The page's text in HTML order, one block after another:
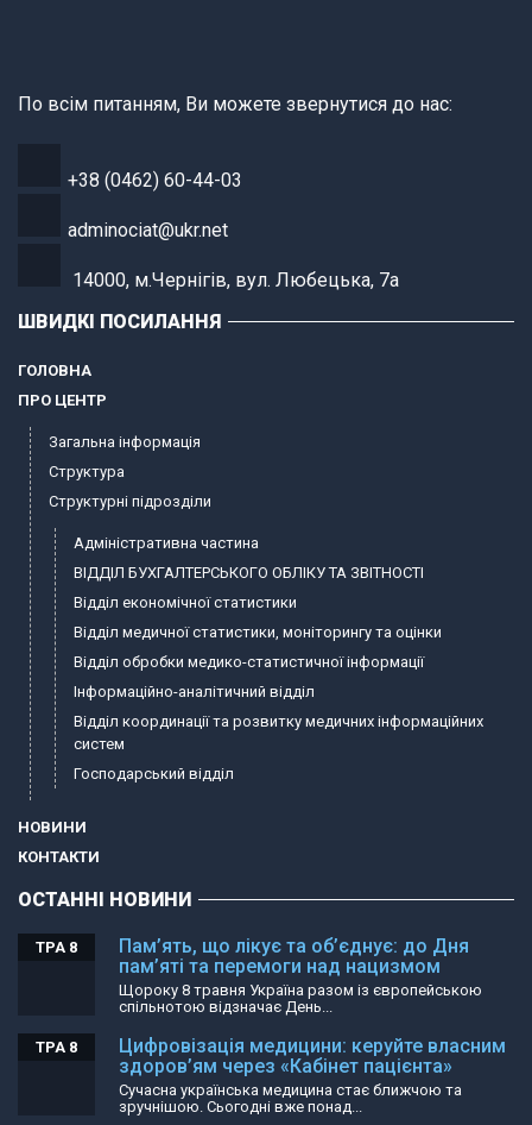
По всім питанням, Ви можете звернутися до нас:
+38 (0462) 60-44-03
adminociat@ukr.net
14000, м.Чернігів, вул. Любецька, 7а
ШВИДКІ ПОСИЛАННЯ
ГОЛОВНА
ПРО ЦЕНТР
Загальна інформація
Структура
Структурні підрозділи
Адміністративна частина
ВІДДІЛ БУХГАЛТЕРСЬКОГО ОБЛІКУ ТА ЗВІТНОСТІ
Відділ економічної статистики
Відділ медичної статистики, моніторингу та оцінки
Відділ обробки медико-статистичної інформації
Інформаційно-аналітичний відділ
Відділ координації та розвитку медичних інформаційних
систем
Господарський відділ
НОВИНИ
КОНТАКТИ
ОСТАННІ НОВИНИ
Пам’ять, що лікує та об’єднує: до Дня
пам’яті та перемоги над нацизмом
ТРА 8
Щороку 8 травня Україна разом із європейською
спільнотою відзначає День...
Цифровізація медицини: керуйте власним
здоров’ям через «Кабінет пацієнта»
ТРА 8
Сучасна українська медицина стає ближчою та
зручнішою. Сьогодні вже понад...